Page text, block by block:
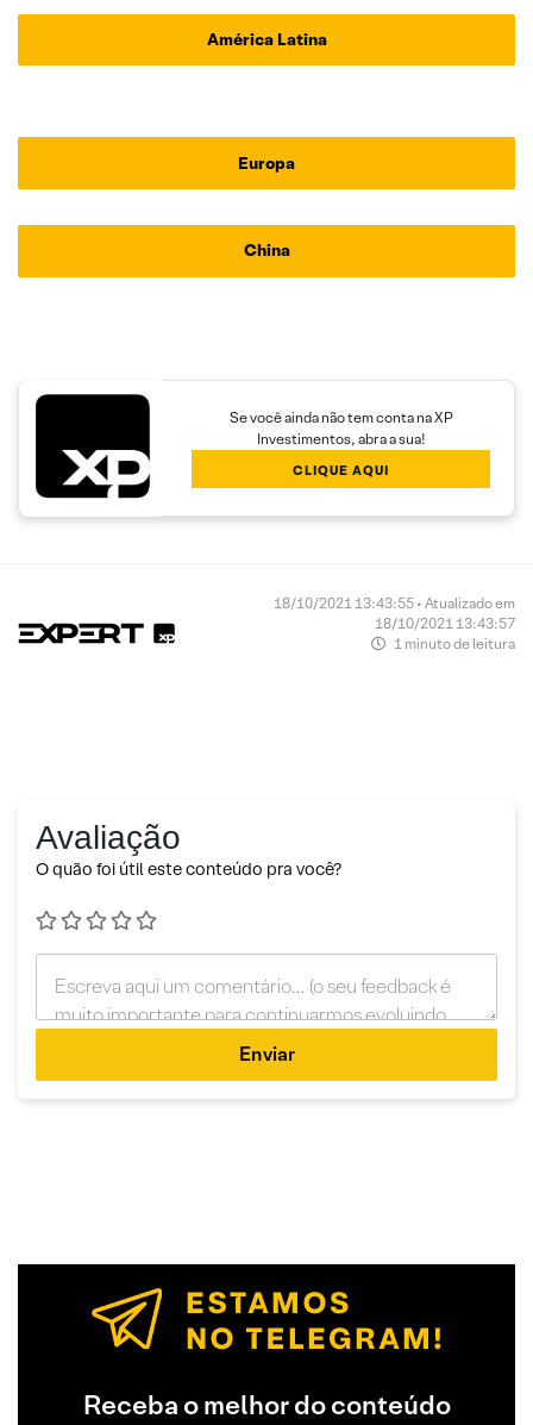
América Latina
Europa
China
Se você ainda não tem conta na XP
Investimentos, abra a sua!
CLIQUE AQUI
18/10/2021 13:43:55 • Atualizado em
18/10/2021 13:43:57
1 minuto de leitura
Avaliação
O quão foi útil este conteúdo pra você?
Enviar
Receba o melhor do conteúdo